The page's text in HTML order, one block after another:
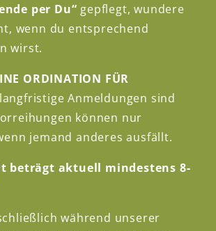
wähle die gewünschte Plattform!
RedditLinkedInWhatsApp
TumblrPinterest
Vk
Johannes Lehner
per Du“ gepflegt, wundere
wenn du entsprechend
wirst.
ORDINATION FÜR
Anmeldungen sind
können nur
jemand anderes ausfällt.
beträgt aktuell mindestens 8-
während unserer